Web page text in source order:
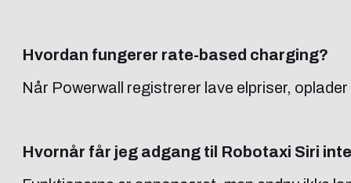
Hvordan fungerer rate-based charging?
Når Powerwall registrerer lave elpriser,
Hvornår får jeg adgang til Robotaxi Siri